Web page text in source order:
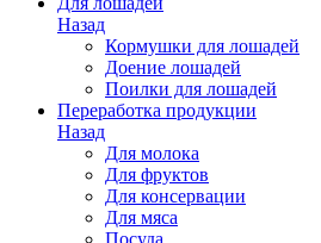
Назад
Кормушки для лошадей
Доение лошадей
Поилки для лошадей
Переработка продукции
Назад
Для молока
Для фруктов
Для консервации
Для мяса
Посуда